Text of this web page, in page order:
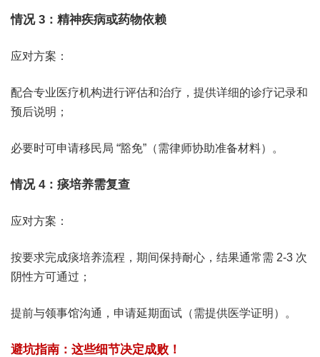
情况 3：精神疾病或药物依赖
应对方案：
配合专业医疗机构进行评估和治疗，提供详细的诊疗记录和
预后说明；
必要时可申请移民局 “豁免”（需律师协助准备材料）。
情况 4：痰培养需复查
应对方案：
按要求完成痰培养流程，期间保持耐心，结果通常需 2-3 次
阴性方可通过；
提前与领事馆沟通，申请延期面试（需提供医学证明）。
避坑指南：这些细节决定成败！